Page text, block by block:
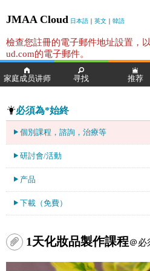
JMAA Cloud 日本語 ｜ 英文 ｜ 韓語
檢查您註冊的電子郵件地址設置，
ud.com的電子郵件。
家庭成员讲师 寻找 推荐
必須為*始終
個別課程，諮詢，治療等
研討會/活動
产品
下載（免費）
1天化妝品製作課程＠必